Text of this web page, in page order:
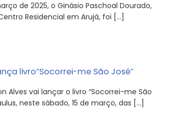
de 2025, o Ginásio Paschoal Dourado,
Residencial em Arujá, foi […]
livro“Socorrei-me São José”
Alves vai lançar o livro “Socorrei-me São
neste sábado, 15 de março, das […]